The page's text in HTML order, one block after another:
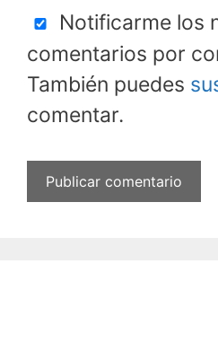
Notificarme los
comentarios por
También puedes
comentar.